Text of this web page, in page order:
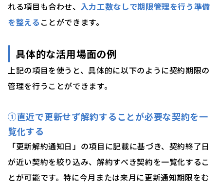
れる項目も合わせ、 入力工数なしで期限管理を行う準備
を整える ことができます。
具体的な活用場面の例
上記の項目を使うと、具体的に以下のように契約期限の
管理を行うことができます。
①直近で更新せず解約することが必要な契約を一
覧化する
「更新解約通知日」の項目に記載に基づき、契約終了日
が近い契約を絞り込み、解約すべき契約を一覧化するこ
とが可能です。特に今月または来月に更新通知期限をむ